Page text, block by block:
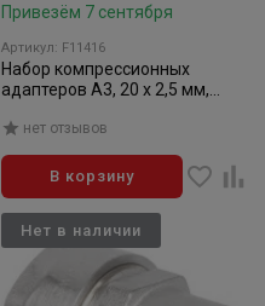
Привезём 7 сентября
Артикул: F11416
Набор компрессионных
адаптеров A3, 20 x 2,5 мм,
нет отзывов
В корзину
Нет в наличии